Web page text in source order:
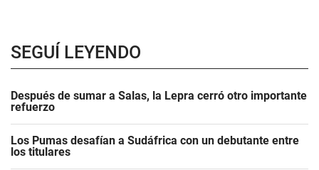
SEGUÍ LEYENDO
Después de sumar a Salas, la Lepra cerró otro importante
refuerzo
Los Pumas desafían a Sudáfrica con un debutante entre
los titulares